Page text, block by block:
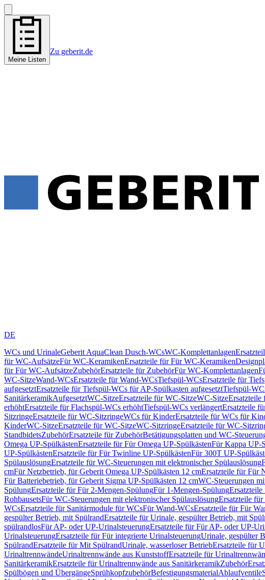
Meine Listen
Zu geberit.de
DE
WCs und UrinaleGeberit AquaClean Dusch-WCsWC-Komplettanlagen
für WC-AufsätzeFür WC-KeramikenErsatzteile für Für WC-Keramiken
für Für WC-AufsätzeZubehörErsatzteile für ZubehörFür WC-Komplettanlagen
WC-SitzeWand-WCsErsatzteile für Wand-WCsTiefspül-WCsErsatzteile für
aufgesetztErsatzteile für Tiefspül-WCs für AP-Spülkasten aufgesetztTiefspül-
SanitärkeramikAufgesetztWC-SitzeErsatzteile für WC-SitzeWC-SitzeErsatzteile
erhöhtErsatzteile für Flachspül-WCs erhöhtTiefspül-WCs verlängertErsatzteile
SitzringeErsatzteile für WC-SitzringeWCs für KinderErsatzteile für WCs für
KinderWC-SitzeErsatzteile für WC-SitzeWC-SitzringeErsatzteile für WC-
StandbidetsZubehörErsatzteile für ZubehörBetätigungsplatten und WC-
Omega UP-SpülkästenErsatzteile für Für Omega UP-SpülkästenFür Kappa UP-
UP-SpülkästenErsatzteile für Für Twinline UP-SpülkästenFür 300T UP-
SpülauslösungErsatzteile für WC-Steuerungen mit elektronischer Spülauslösung
cmFür Netzbetrieb, für Geberit Omega UP-Spülkästen 12 cmErsatzteile für Für
Für Batteriebetrieb, für Geberit Sigma UP-Spülkästen 12 cmWC-Steuerungen
SpülungErsatzteile für Für 2-Mengen-SpülungFür 1-Mengen-Spülung
RohbausetsFür WC-Steuerungen mit elektronischer SpülauslösungErsatzteile
WCsErsatzteile für Sanitärmodule für WCsFür Wand-WCsErsatzteile für Für
gespülter Betrieb, mit SpülrandErsatzteile für Urinale, gespülter Betrieb, mit
spülrandlosFür AP- oder UP-UrinalsteuerungErsatzteile für Für AP- oder UP-
UrinalsteuerungErsatzteile für Für integrierte UrinalsteuerungUrinale, gespülter
SpülrandErsatzteile für Mit SpülrandUrinale, wasserloser BetriebErsatzteile für
UrinaltrennwändeUrinaltrennwände aus KunststoffErsatzteile für
SanitärkeramikErsatzteile für Urinaltrennwände aus SanitärkeramikZubehör
Spülbögen und ÜbergängeSprühkopfzubehörBefestigungsmaterialAblaufventile